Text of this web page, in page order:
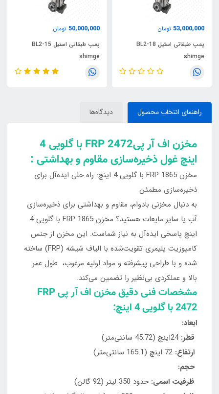
53,000,000 تومان
پمپ طبقاتی استیل BL2-18
shimge
50,000,000 تومان
پمپ طبقاتی استیل BL2-15
shimge
راهنمای انتخاب محصول دیدگاه‌ها
مخزن اف آر پیFRP 2472 با گلویی 4
اینچ غول ذخیره‌سازی مقاوم و بهداشتی :
مخزن FRP 1865 با گلویی 4 اینچ: راه حلی ایده‌آل برای
ذخیره‌سازی مطمئن
به دنبال مخزنی بادوام، مقاوم و بهداشتی برای ذخیره‌سازی
آب یا سایر مایعات هستید؟ مخزن FRP 1865 با گلویی 4
اینچ پاسخی ایده‌آل به نیاز شماست. این مخزن از جنس
کامپوزیت پلیمری تقویت‌شده با الیاف شیشه (FRP) ساخته
شده و با طراحی پیشرفته و مواد اولیه مرغوب، طول عمر
بالا و عملکردی بی‌نظیر را تضمین می‌کند.
مشخصات فنی دقیق مخزن اف آر پی FRP
2472 با گلویی 4 اینچ:
ابعاد:
قطر:24اینچ (45.72 سانتی‌متر)
ارتفاع:
حجم:
ظرفیت اسمی:حدود 350 لیتر (92 گالن)